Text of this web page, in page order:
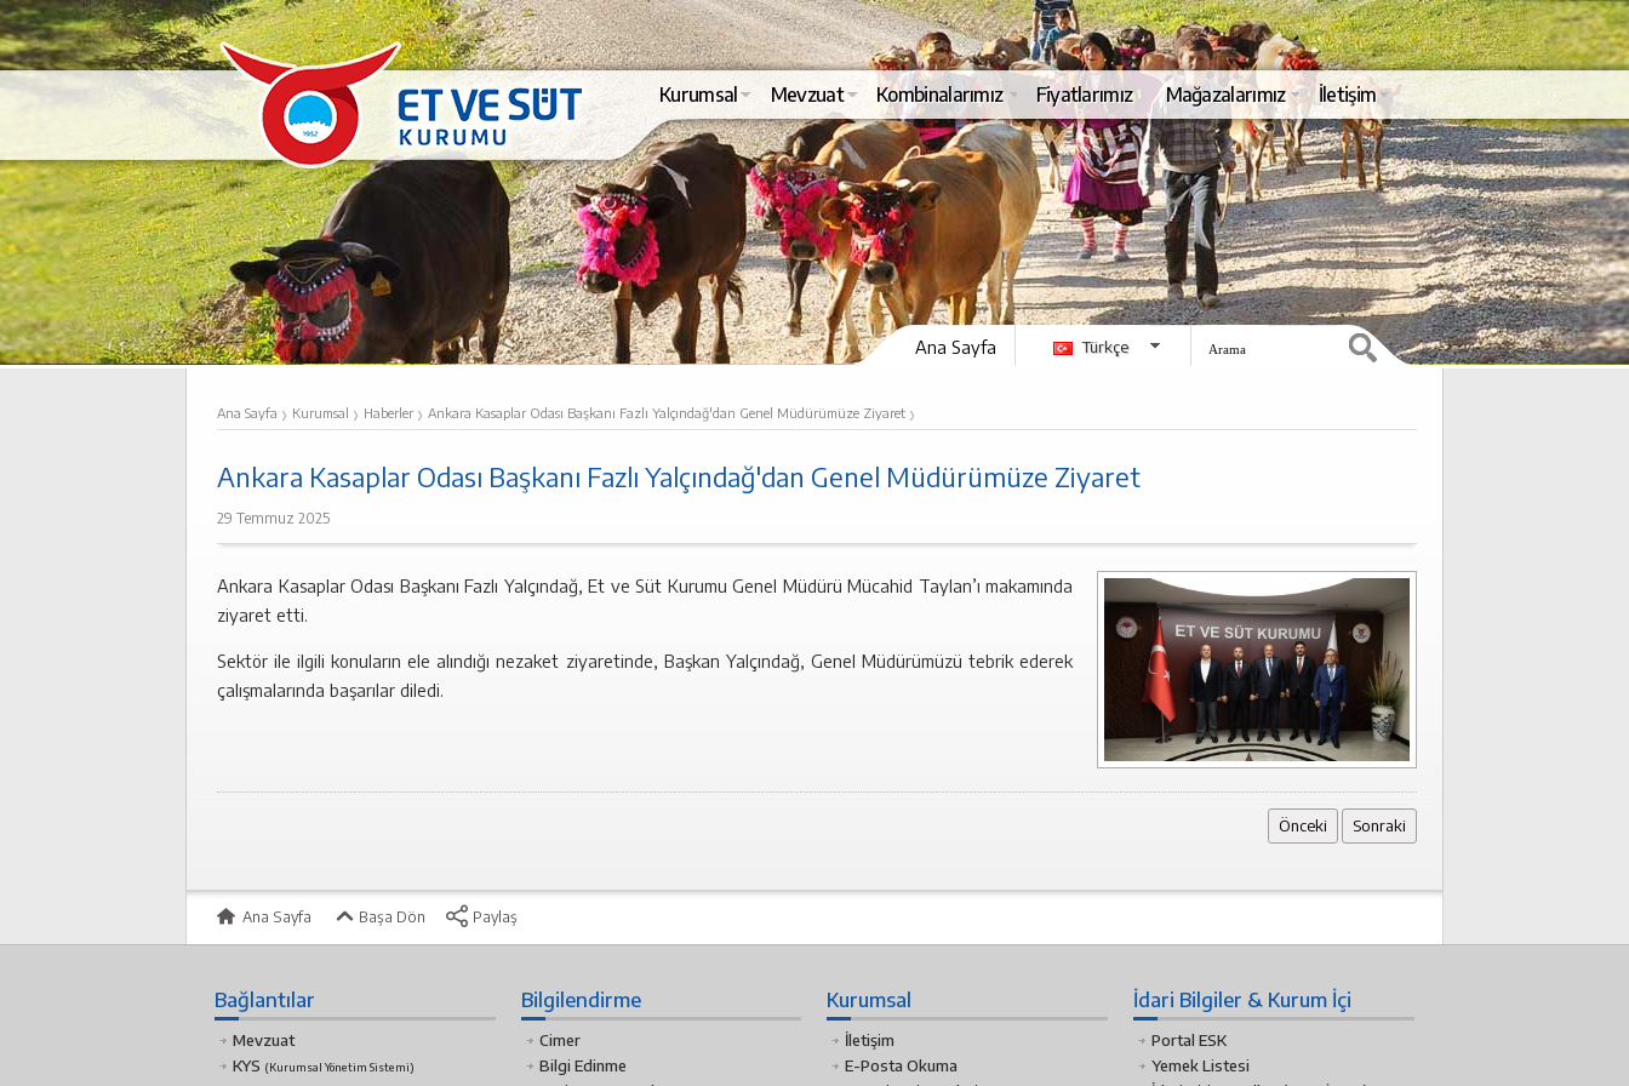
Kurumsal Mevzuat Kombinalarımız Fiyatlarımız Mağazalarımız İletişim
Ana Sayfa
Türkçe
Ana Sayfa › Kurumsal › Haberler › Ankara Kasaplar Odası Başkanı Fazlı Yalçındağ'dan Genel Müdürümüze Ziyaret ›
Ankara Kasaplar Odası Başkanı Fazlı Yalçındağ'dan Genel Müdürümüze Ziyaret
29 Temmuz 2025
Ankara Kasaplar Odası Başkanı Fazlı Yalçındağ, Et ve Süt Kurumu Genel Müdürü Mücahid Taylan’ı makamında
ziyaret etti.
Sektör ile ilgili konuların ele alındığı nezaket ziyaretinde, Başkan Yalçındağ, Genel Müdürümüzü tebrik ederek
çalışmalarında başarılar diledi.
Önceki Sonraki
Ana Sayfa Başa Dön Paylaş
Bağlantılar
Mevzuat
KYS (Kurumsal Yönetim Sistemi)
Bilgilendirme
Cimer
Bilgi Edinme
Kurumsal
İletişim
E-Posta Okuma
İdari Bilgiler & Kurum İçi
Portal ESK
Yemek Listesi